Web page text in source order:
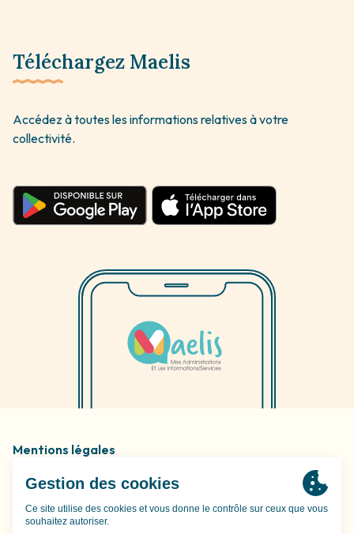
Téléchargez Maelis
Accédez à toutes les informations relatives à votre
collectivité.
Site conçu par l'agence
Mentions légales
Gestion des cookies